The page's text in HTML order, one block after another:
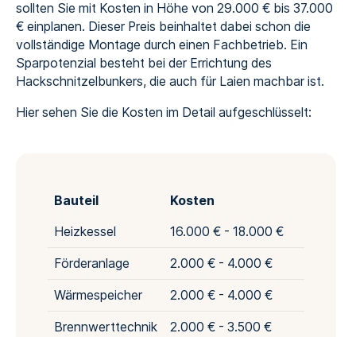
sollten Sie mit Kosten in Höhe von 29.000 € bis 37.000
€ einplanen. Dieser Preis beinhaltet dabei schon die
vollständige Montage durch einen Fachbetrieb. Ein
Sparpotenzial besteht bei der Errichtung des
Hackschnitzelbunkers, die auch für Laien machbar ist.
Hier sehen Sie die Kosten im Detail aufgeschlüsselt:
Bauteil Kosten
Heizkessel 16.000 € - 18.000 €
Förderanlage 2.000 € - 4.000 €
Wärmespeicher 2.000 € - 4.000 €
Brennwerttechnik 2.000 € - 3.500 €